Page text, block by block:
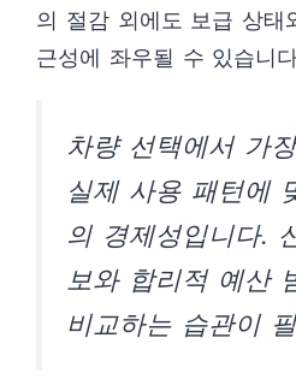
의 절감 외에도 보급 상태
근성에 좌우될 수 있습니
차량 선택에서 가
실제 사용 패턴에
의 경제성입니다.
보와 합리적 예산
비교하는 습관이